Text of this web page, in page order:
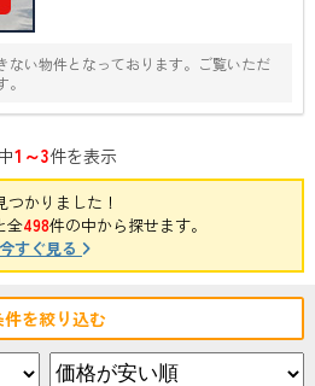
ない物件となっております。ご覧いただ
1～3件を表示
つかりました！
全498件の中から探せます。
今すぐ見る
件を絞り込む